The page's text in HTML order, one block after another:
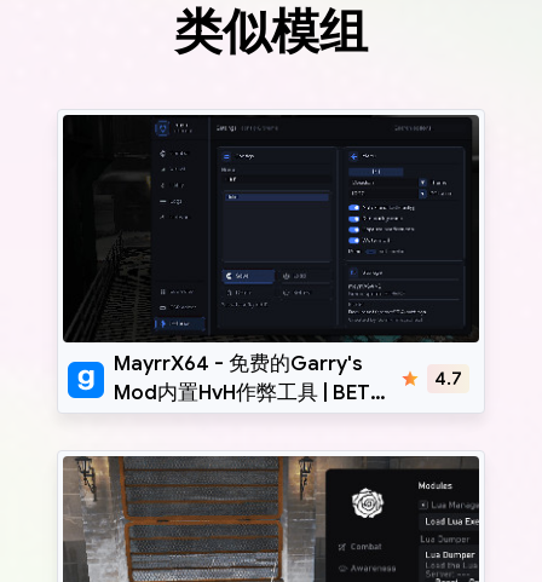
类似模组
MayrrX64
MayrrX64 - 免费的Garry's
Mod内置HvH作弊工具 | BETA:
x86-x64
4.7